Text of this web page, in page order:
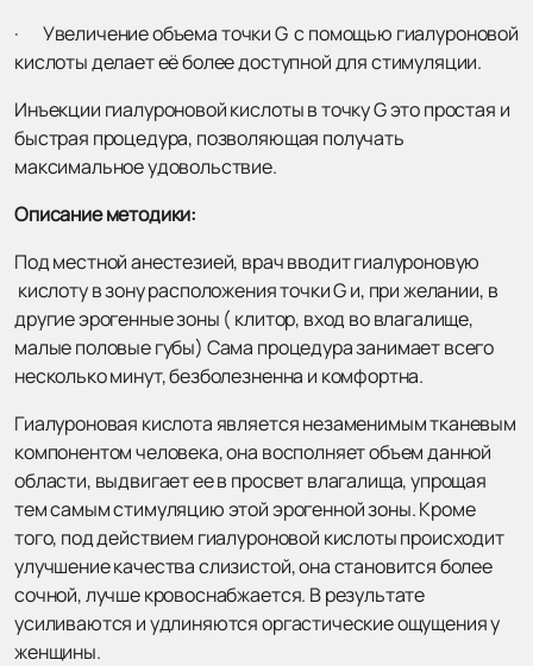
· Увеличение объема точки G с помощью гиалуроновой
кислоты делает её более доступной для стимуляции.
Инъекции гиалуроновой кислоты в точку G это простая и
быстрая процедура, позволяющая получать
максимальное удовольствие.
Описание методики:
Под местной анестезией, врач вводит гиалуроновую
кислоту в зону расположения точки G и, при желании, в
другие эрогенные зоны ( клитор, вход во влагалище,
малые половые губы) Сама процедура занимает всего
несколько минут, безболезненна и комфортна.
Гиалуроновая кислота является незаменимым тканевым
компонентом человека, она восполняет объем данной
области, выдвигает ее в просвет влагалища, упрощая
тем самым стимуляцию этой эрогенной зоны. Кроме
того, под действием гиалуроновой кислоты происходит
улучшение качества слизистой, она становится более
сочной, лучше кровоснабжается. В результате
усиливаются и удлиняются оргастические ощущения у
женщины.